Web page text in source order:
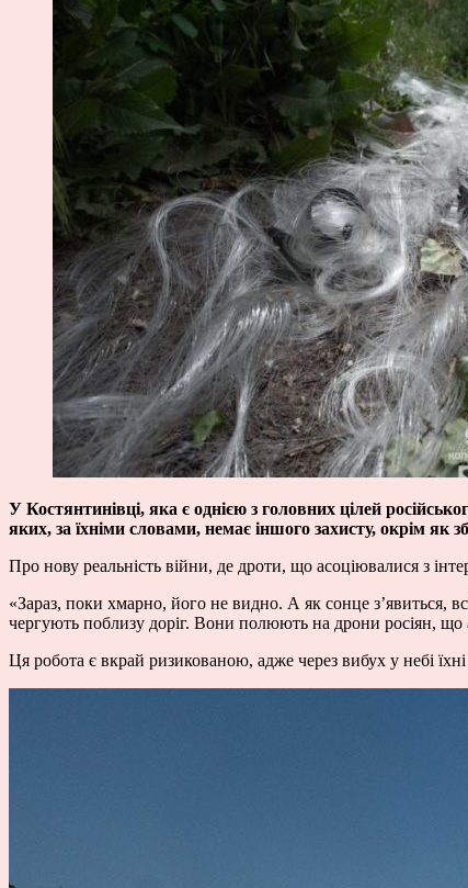
У Костянтинівці, яка є однією з головних цілей
яких, за їхніми словами, немає іншого захисту, окрім як
Про нову реальність війни, де дроти, що асоціювалися з
«Зараз, поки хмарно, його не видно. А як сонце з’явиться,
чергують поблизу доріг. Вони полюють на дрони росіян, що
Ця робота є вкрай ризикованою, адже через вибух у небі